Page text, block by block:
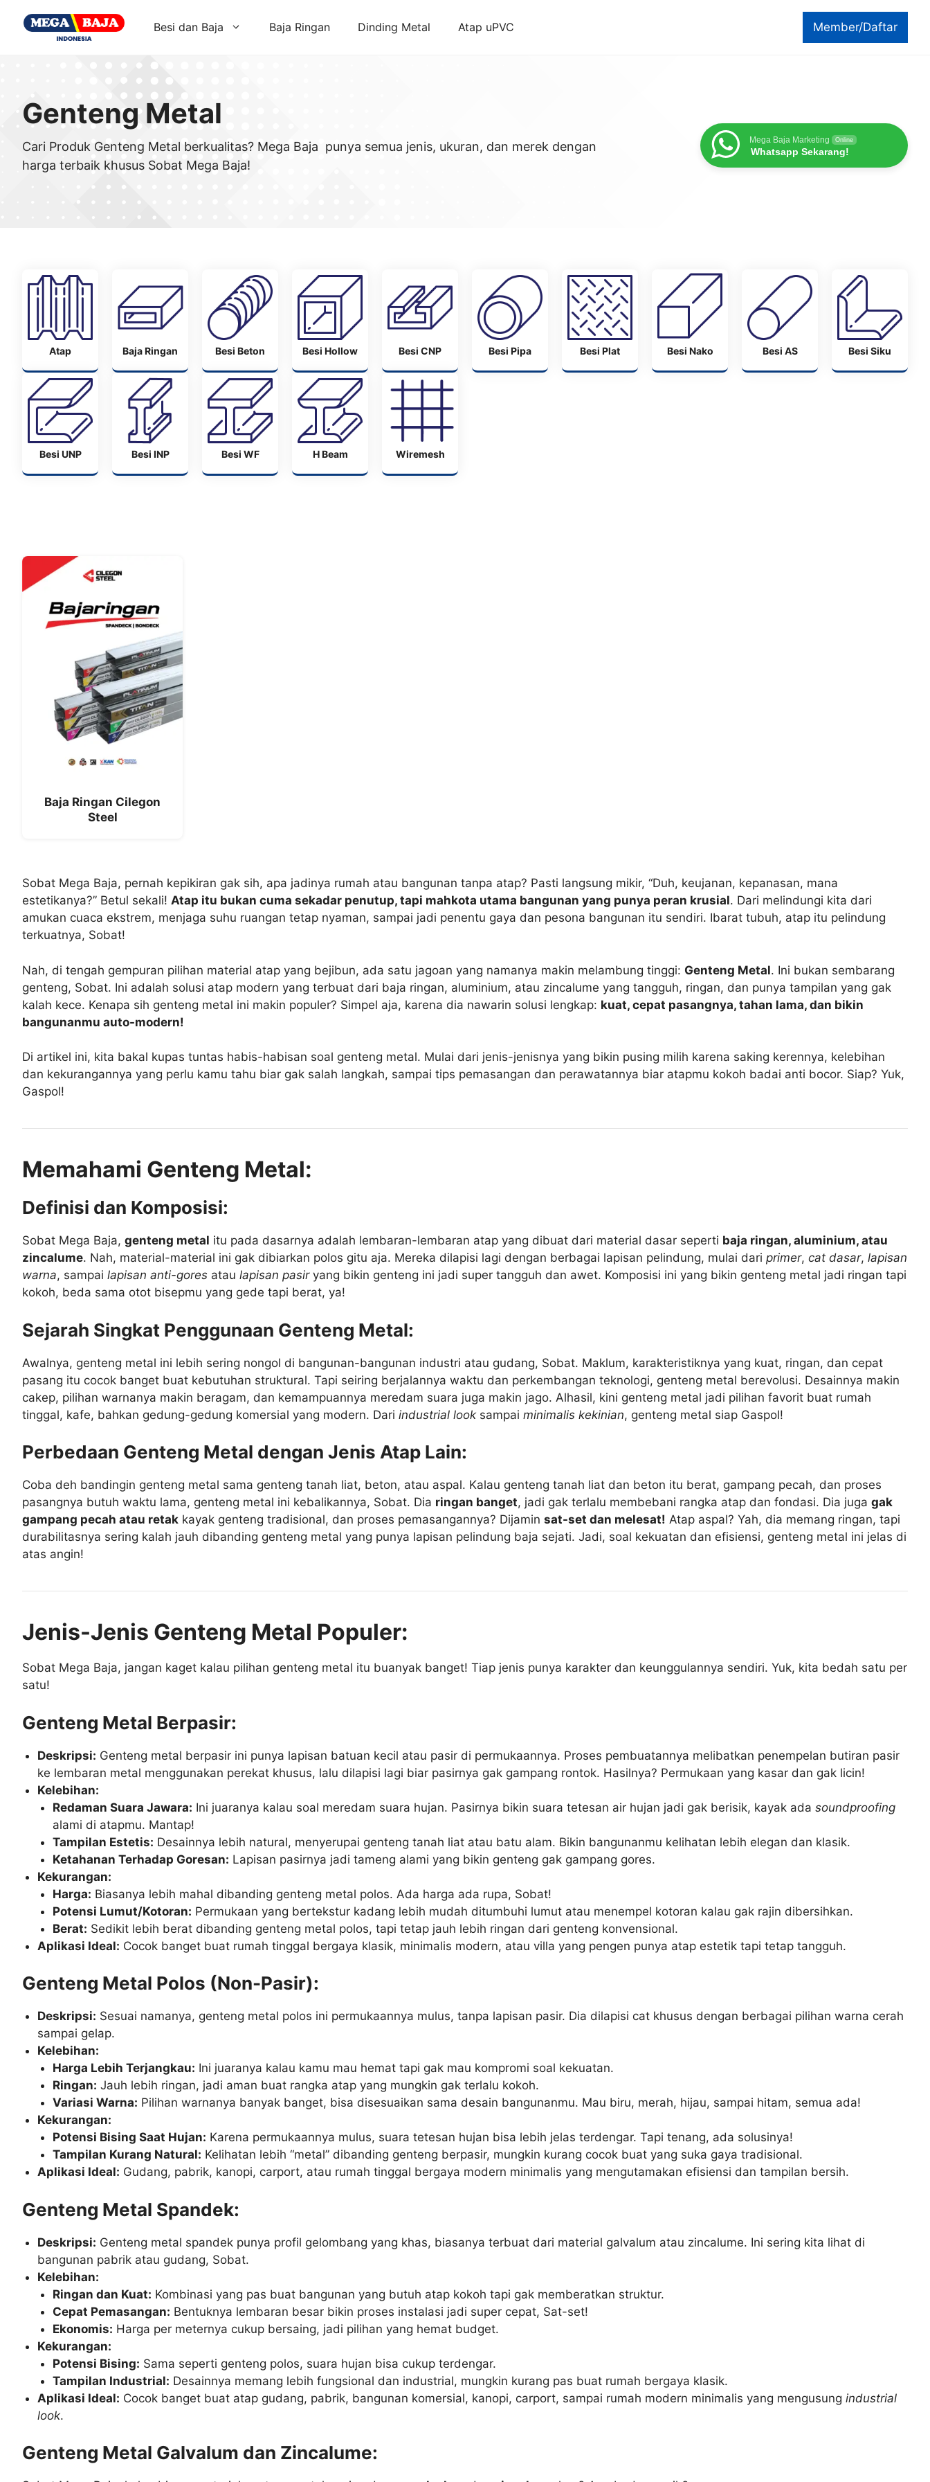
Member/Daftar
Besi dan Baja Baja Ringan Dinding Metal Atap uPVC
Genteng Metal
Cari Produk Genteng Metal berkualitas? Mega Baja punya semua jenis, ukuran, dan merek dengan
harga terbaik khusus Sobat Mega Baja!
Mega Baja Marketing Online
Whatsapp Sekarang!
Atap Baja Ringan Besi Beton Besi Hollow Besi CNP Besi Pipa Besi Plat Besi Nako Besi AS Besi Siku
Besi UNP Besi INP Besi WF H Beam Wiremesh
Baja Ringan Cilegon
Steel
Sobat Mega Baja, pernah kepikiran gak sih, apa jadinya rumah atau bangunan tanpa atap? Pasti langsung mikir, “Duh, keujanan, kepanasan, mana
estetikanya?” Betul sekali! Atap itu bukan cuma sekadar penutup, tapi mahkota utama bangunan yang punya peran krusial. Dari melindungi kita dari
amukan cuaca ekstrem, menjaga suhu ruangan tetap nyaman, sampai jadi penentu gaya dan pesona bangunan itu sendiri. Ibarat tubuh, atap itu pelindung
terkuatnya, Sobat!
Nah, di tengah gempuran pilihan material atap yang bejibun, ada satu jagoan yang namanya makin melambung tinggi: Genteng Metal. Ini bukan sembarang
genteng, Sobat. Ini adalah solusi atap modern yang terbuat dari baja ringan, aluminium, atau zincalume yang tangguh, ringan, dan punya tampilan yang gak
kalah kece. Kenapa sih genteng metal ini makin populer? Simpel aja, karena dia nawarin solusi lengkap: kuat, cepat pasangnya, tahan lama, dan bikin
bangunanmu auto-modern!
Di artikel ini, kita bakal kupas tuntas habis-habisan soal genteng metal. Mulai dari jenis-jenisnya yang bikin pusing milih karena saking kerennya, kelebihan
dan kekurangannya yang perlu kamu tahu biar gak salah langkah, sampai tips pemasangan dan perawatannya biar atapmu kokoh badai anti bocor. Siap? Yuk,
Gaspol!
Memahami Genteng Metal:
Definisi dan Komposisi:
Sobat Mega Baja, genteng metal itu pada dasarnya adalah lembaran-lembaran atap yang dibuat dari material dasar seperti baja ringan, aluminium, atau
zincalume. Nah, material-material ini gak dibiarkan polos gitu aja. Mereka dilapisi lagi dengan berbagai lapisan pelindung, mulai dari primer, cat dasar, lapisan
warna, sampai lapisan anti-gores atau lapisan pasiryang bikin genteng ini jadi super tangguh dan awet. Komposisi ini yang bikin genteng metal jadi ringan tapi
kokoh, beda sama otot bisepmu yang gede tapi berat, ya!
Sejarah Singkat Penggunaan Genteng Metal:
Awalnya, genteng metal ini lebih sering nongol di bangunan-bangunan industri atau gudang, Sobat. Maklum, karakteristiknya yang kuat, ringan, dan cepat
pasang itu cocok banget buat kebutuhan struktural. Tapi seiring berjalannya waktu dan perkembangan teknologi, genteng metal berevolusi. Desainnya makin
cakep, pilihan warnanya makin beragam, dan kemampuannya meredam suara juga makin jago. Alhasil, kini genteng metal jadi pilihan favorit buat rumah
tinggal, kafe, bahkan gedung-gedung komersial yang modern. Dari industrial look sampai minimalis kekinian, genteng metal siap Gaspol!
Perbedaan Genteng Metal dengan Jenis Atap Lain:
Coba deh bandingin genteng metal sama genteng tanah liat, beton, atau aspal. Kalau genteng tanah liat dan beton itu berat, gampang pecah, dan proses
pasangnya butuh waktu lama, genteng metal ini kebalikannya, Sobat. Dia ringan banget, jadi gak terlalu membebani rangka atap dan fondasi. Dia juga gak
gampang pecah atau retak kayak genteng tradisional, dan proses pemasangannya? Dijamin sat-set dan melesat! Atap aspal? Yah, dia memang ringan, tapi
durabilitasnya sering kalah jauh dibanding genteng metal yang punya lapisan pelindung baja sejati. Jadi, soal kekuatan dan efisiensi, genteng metal ini jelas di
atas angin!
Jenis-Jenis Genteng Metal Populer:
Sobat Mega Baja, jangan kaget kalau pilihan genteng metal itu buanyak banget! Tiap jenis punya karakter dan keunggulannya sendiri. Yuk, kita bedah satu per
satu!
Genteng Metal Berpasir:
Deskripsi: Genteng metal berpasir ini punya lapisan batuan kecil atau pasir di permukaannya. Proses pembuatannya melibatkan penempelan butiran pasir
ke lembaran metal menggunakan perekat khusus, lalu dilapisi lagi biar pasirnya gak gampang rontok. Hasilnya? Permukaan yang kasar dan gak licin!
Kelebihan:
Redaman Suara Jawara: Ini juaranya kalau soal meredam suara hujan. Pasirnya bikin suara tetesan air hujan jadi gak berisik, kayak adasoundproofing
alami di atapmu. Mantap!
Tampilan Estetis: Desainnya lebih natural, menyerupai genteng tanah liat atau batu alam. Bikin bangunanmu kelihatan lebih elegan dan klasik.
Ketahanan Terhadap Goresan: Lapisan pasirnya jadi tameng alami yang bikin genteng gak gampang gores.
Kekurangan:
Harga: Biasanya lebih mahal dibanding genteng metal polos. Ada harga ada rupa, Sobat!
Potensi Lumut/Kotoran: Permukaan yang bertekstur kadang lebih mudah ditumbuhi lumut atau menempel kotoran kalau gak rajin dibersihkan.
Berat: Sedikit lebih berat dibanding genteng metal polos, tapi tetap jauh lebih ringan dari genteng konvensional.
Aplikasi Ideal: Cocok banget buat rumah tinggal bergaya klasik, minimalis modern, atau villa yang pengen punya atap estetik tapi tetap tangguh.
Genteng Metal Polos (Non-Pasir):
Deskripsi: Sesuai namanya, genteng metal polos ini permukaannya mulus, tanpa lapisan pasir. Dia dilapisi cat khusus dengan berbagai pilihan warna cerah
sampai gelap.
Kelebihan:
Harga Lebih Terjangkau: Ini juaranya kalau kamu mau hemat tapi gak mau kompromi soal kekuatan.
Ringan: Jauh lebih ringan, jadi aman buat rangka atap yang mungkin gak terlalu kokoh.
Variasi Warna: Pilihan warnanya banyak banget, bisa disesuaikan sama desain bangunanmu. Mau biru, merah, hijau, sampai hitam, semua ada!
Kekurangan:
Potensi Bising Saat Hujan: Karena permukaannya mulus, suara tetesan hujan bisa lebih jelas terdengar. Tapi tenang, ada solusinya!
Tampilan Kurang Natural: Kelihatan lebih “metal” dibanding genteng berpasir, mungkin kurang cocok buat yang suka gaya tradisional.
Aplikasi Ideal: Gudang, pabrik, kanopi, carport, atau rumah tinggal bergaya modern minimalis yang mengutamakan efisiensi dan tampilan bersih.
Genteng Metal Spandek:
Deskripsi: Genteng metal spandek punya profil gelombang yang khas, biasanya terbuat dari material galvalum atau zincalume. Ini sering kita lihat di
bangunan pabrik atau gudang, Sobat.
Kelebihan:
Ringan dan Kuat: Kombinasi yang pas buat bangunan yang butuh atap kokoh tapi gak memberatkan struktur.
Cepat Pemasangan: Bentuknya lembaran besar bikin proses instalasi jadi super cepat, Sat-set!
Ekonomis: Harga per meternya cukup bersaing, jadi pilihan yang hemat budget.
Kekurangan:
Potensi Bising: Sama seperti genteng polos, suara hujan bisa cukup terdengar.
Tampilan Industrial: Desainnya memang lebih fungsional dan industrial, mungkin kurang pas buat rumah bergaya klasik.
Aplikasi Ideal: Cocok banget buat atap gudang, pabrik, bangunan komersial, kanopi, carport, sampai rumah modern minimalis yang mengusungindustrial
look.
Genteng Metal Galvalum dan Zincalume: